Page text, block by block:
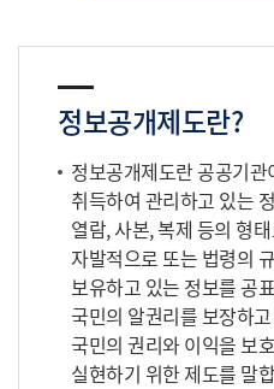
정보공개제도란?
정보공개제도란 공공기
취득하여 관리하고 있는
열람, 사본, 복제 등의 형
자발적으로 또는 법령의
보유하고 있는 정보를 공
국민의 알권리를 보장하
국민의 권리와 이익을 보
실현하기 위한 제도를 말